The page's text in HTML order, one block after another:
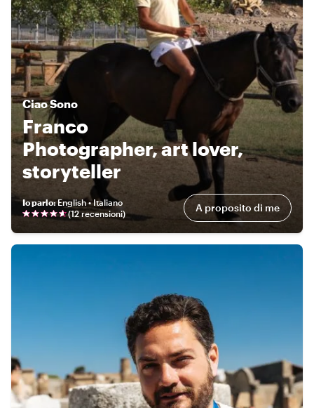
CiaoSono
Franco
Photographer, art lover,
storyteller
Io parlo:English • Italiano
(12 recensioni) A proposito di me